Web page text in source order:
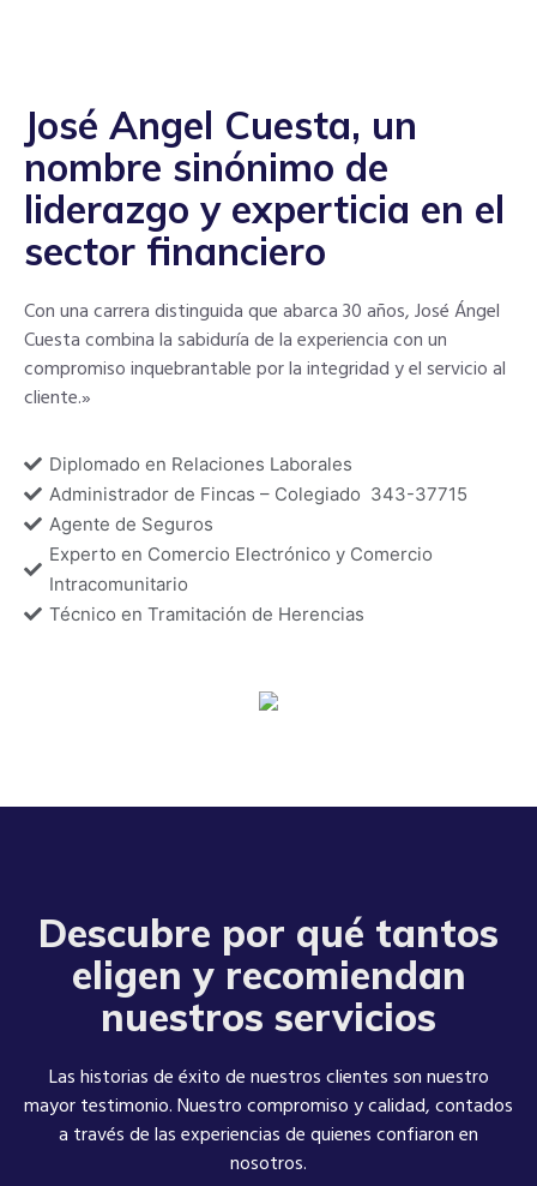
José Angel Cuesta, un
nombre sinónimo de
liderazgo y experticia en el
sector financiero
Con una carrera distinguida que abarca 30 años, José Ángel
Cuesta combina la sabiduría de la experiencia con un
compromiso inquebrantable por la integridad y el servicio al
cliente.»
Diplomado en Relaciones Laborales
Administrador de Fincas – Colegiado 343-37715
Agente de Seguros
Experto en Comercio Electrónico y Comercio
Intracomunitario
Técnico en Tramitación de Herencias
Descubre por qué tantos
eligen y recomiendan
nuestros servicios
Las historias de éxito de nuestros clientes son nuestro
mayor testimonio. Nuestro compromiso y calidad, contados
a través de las experiencias de quienes confiaron en
nosotros.